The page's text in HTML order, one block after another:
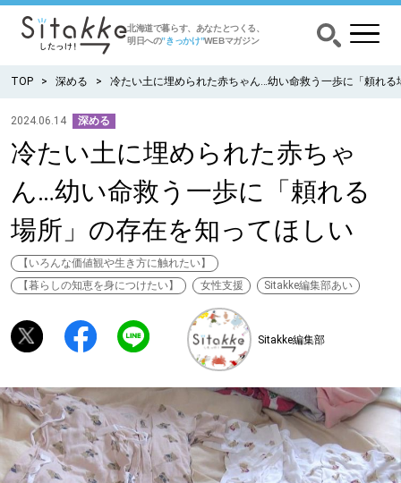
北海道で暮らす、あなたとつくる、
明日への”きっかけ”WEBマガジン
CATEGORY カテゴリー
食べる
出かける
みがく
育む
深める
TOP 深める 冷たい土に埋められた赤ちゃん…幼い命救う一歩に「頼れ
2024.06.14 深める
冷たい土に埋められた赤ちゃ
ん…幼い命救う一歩に「頼れる
場所」の存在を知ってほしい
【いろんな価値観や生き方に触れたい】
【暮らしの知恵を身につけたい】
女性支援 Sitakke編集部あい
Sitakke編集部